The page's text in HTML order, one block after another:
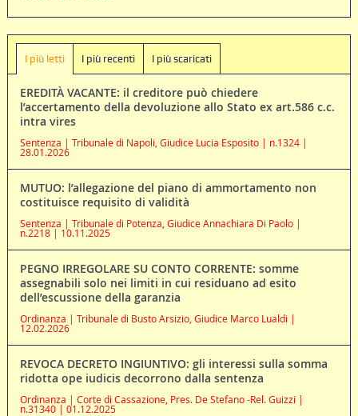
I più letti I più recenti I più scaricati
EREDITÀ VACANTE: il creditore può chiedere
l’accertamento della devoluzione allo Stato ex art.586 c.c.
intra vires
Sentenza | Tribunale di Napoli, Giudice Lucia Esposito | n.1324 |
28.01.2026
MUTUO: l’allegazione del piano di ammortamento non
costituisce requisito di validità
Sentenza | Tribunale di Potenza, Giudice Annachiara Di Paolo |
n.2218 | 10.11.2025
PEGNO IRREGOLARE SU CONTO CORRENTE: somme
assegnabili solo nei limiti in cui residuano ad esito
dell’escussione della garanzia
Ordinanza | Tribunale di Busto Arsizio, Giudice Marco Lualdi |
12.02.2026
REVOCA DECRETO INGIUNTIVO: gli interessi sulla somma
ridotta ope iudicis decorrono dalla sentenza
Ordinanza | Corte di Cassazione, Pres. De Stefano -Rel. Guizzi |
n.31340 | 01.12.2025